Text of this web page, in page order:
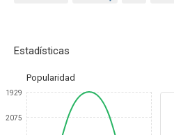
Estadísticas
Popularidad
1929
2075